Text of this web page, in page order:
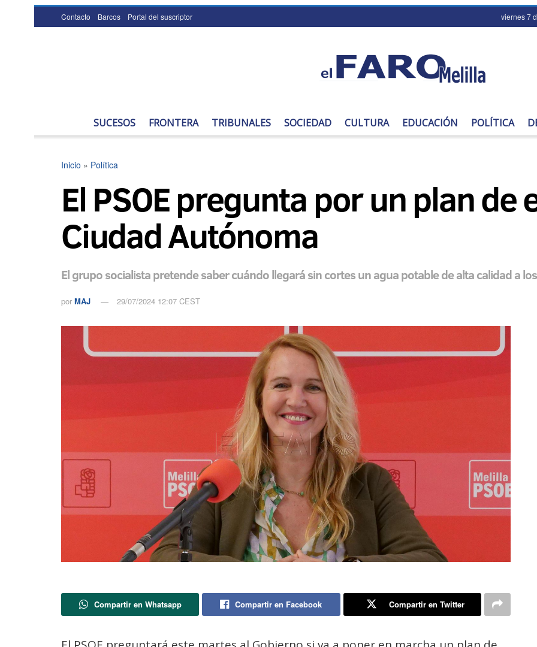
Contacto Barcos Portal del suscriptor viernes 7
SUCESOS FRONTERA TRIBUNALES SOCIEDAD CULTURA EDUCACIÓN POLÍTICA
Inicio » Política
El PSOE pregunta por un plan de
Ciudad Autónoma
El grupo socialista pretende saber cuándo llegará sin cortes un agua potable de alta calidad a
por MAJ 29/07/2024 12:07 CEST
Compartir en Whatsapp Compartir en Facebook Compartir en Twitter